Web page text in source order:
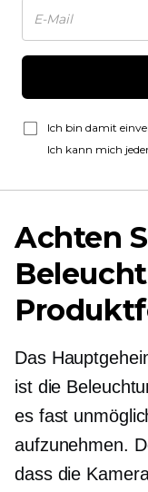
Ich bin damit
Ich kann mich
Achten
Das
ist die
es fast
aufzunehmen.
dass die